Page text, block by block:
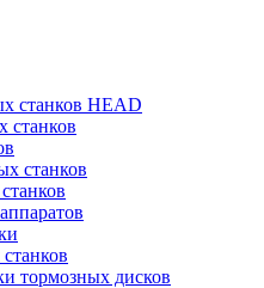
станков HEAD
станков
станков
тормозных дисков